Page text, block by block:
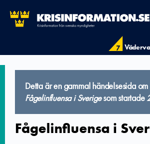
7
Detta är en gammal händelsesida om
Fågelinfluensa i Sverigesom startade
Fågelinfluensa i